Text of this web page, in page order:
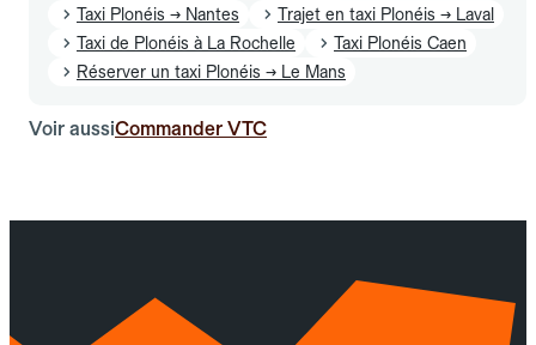
Taxi Plonéis → Nantes
Trajet en taxi Plonéis → Laval
Taxi de Plonéis à La Rochelle
Taxi Plonéis Caen
Réserver un taxi Plonéis → Le Mans
Voir aussiCommander VTC